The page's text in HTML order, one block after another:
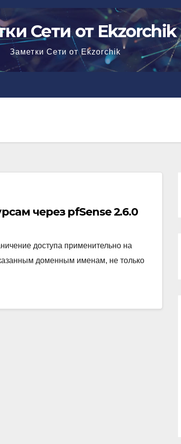
Сети от Ekzorchik
Заметки Сети от Ekzorchik
через pfSense 2.6.0
доступа применительно на
доменным именам, не только